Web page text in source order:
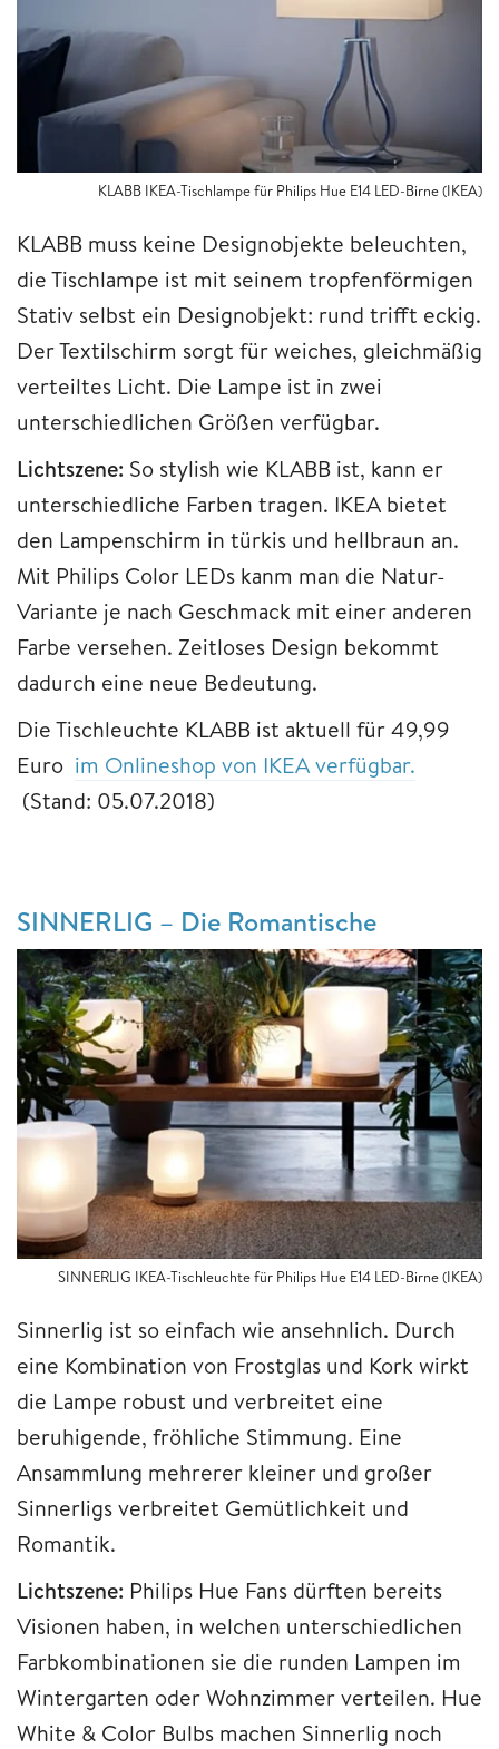
KLABB IKEA-Tischlampe für Philips Hue E14 LED-Birne (IKEA)
KLABB muss keine Designobjekte beleuchten,
die Tischlampe ist mit seinem tropfenförmigen
Stativ selbst ein Designobjekt: rund trifft eckig.
Der Textilschirm sorgt für weiches, gleichmäßig
verteiltes Licht. Die Lampe ist in zwei
unterschiedlichen Größen verfügbar.
Lichtszene: So stylish wie KLABB ist, kann er
unterschiedliche Farben tragen. IKEA bietet
den Lampenschirm in türkis und hellbraun an.
Mit Philips Color LEDs kanm man die Natur-
Variante je nach Geschmack mit einer anderen
Farbe versehen. Zeitloses Design bekommt
dadurch eine neue Bedeutung.
Die Tischleuchte KLABB ist aktuell für 49,99
Euro im Onlineshop von IKEA verfügbar.
(Stand: 05.07.2018)
SINNERLIG – Die Romantische
SINNERLIG IKEA-Tischleuchte für Philips Hue E14 LED-Birne (IKEA)
Sinnerlig ist so einfach wie ansehnlich. Durch
eine Kombination von Frostglas und Kork wirkt
die Lampe robust und verbreitet eine
beruhigende, fröhliche Stimmung. Eine
Ansammlung mehrerer kleiner und großer
Sinnerligs verbreitet Gemütlichkeit und
Romantik.
Lichtszene: Philips Hue Fans dürften bereits
Visionen haben, in welchen unterschiedlichen
Farbkombinationen sie die runden Lampen im
Wintergarten oder Wohnzimmer verteilen. Hue
White & Color Bulbs machen Sinnerlig noch